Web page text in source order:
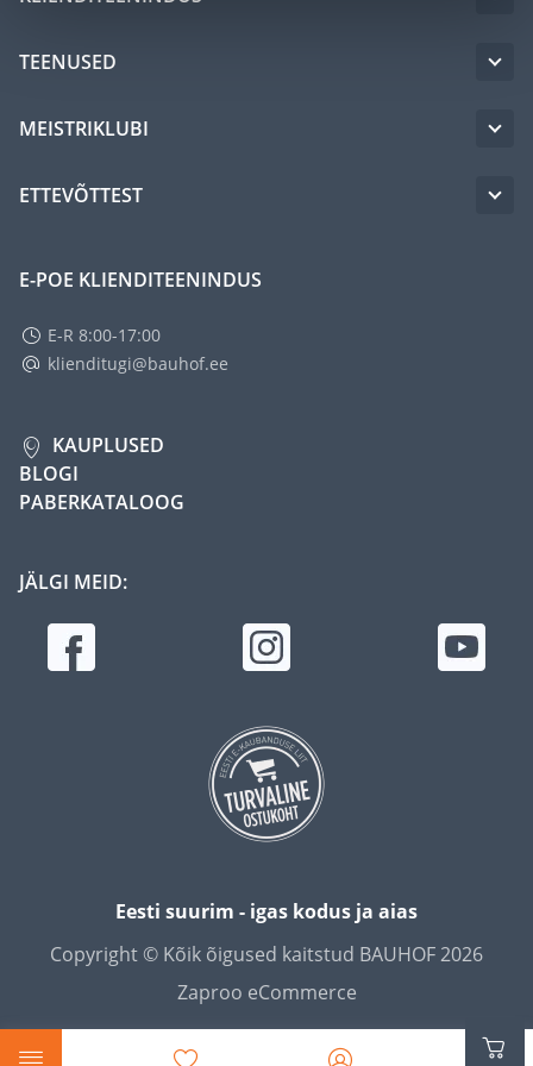
TEENUSED
MEISTRIKLUBI
ETTEVÕTTEST
E-POE KLIENDITEENINDUS
E-R 8:00-17:00
klienditugi@bauhof.ee
KAUPLUSED
BLOGI
PABERKATALOOG
JÄLGI MEID:
Eesti suurim - igas kodus ja aias
Copyright © Kõik õigused kaitstud BAUHOF 2026
Zaproo eCommerce